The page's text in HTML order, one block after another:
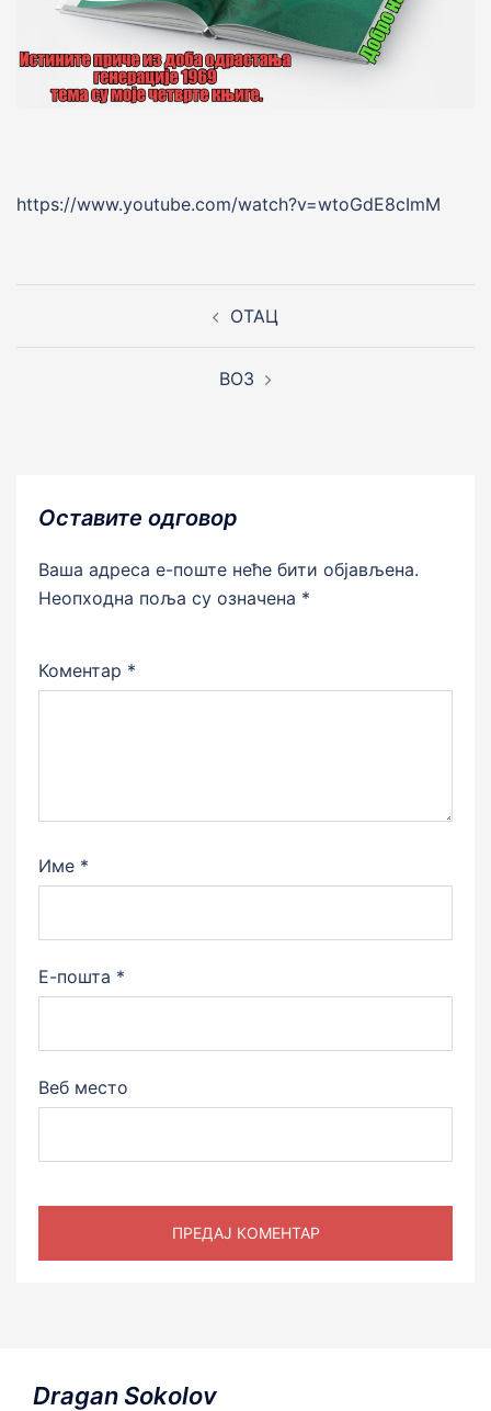
https://www.youtube.com/watch?v=wtoGdE8cImM
Post
ОТАЦ
ВОЗ
Оставите одговор
Ваша адреса е-поште неће бити објављена.
Неопходна поља су означена *
Коментар *
Име *
Е-пошта *
Веб место
Dragan Sokolov